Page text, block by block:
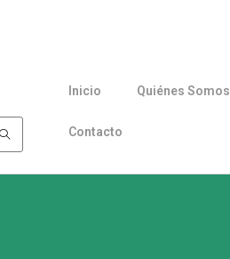
Inicio Quiénes Somos
Contacto